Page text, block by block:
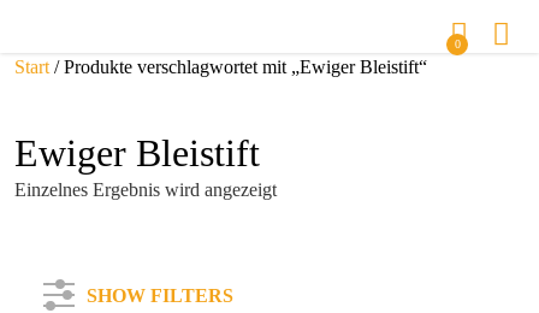
0
Start / Produkte verschlagwortet mit „Ewiger Bleistift“
Ewiger Bleistift
Einzelnes Ergebnis wird angezeigt
SHOW FILTERS